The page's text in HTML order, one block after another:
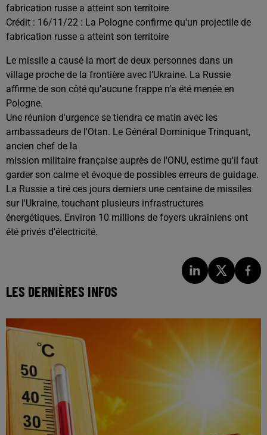
fabrication russe a atteint son territoire
Crédit : 16/11/22 : La Pologne confirme qu'un projectile de
fabrication russe a atteint son territoire
Le missile a causé la mort de deux personnes dans un
village proche de la frontière avec l’Ukraine. La Russie
affirme de son côté qu’aucune frappe n’a été menée en
Pologne.
Une réunion d'urgence se tiendra ce matin avec les
ambassadeurs de l'Otan. Le Général Dominique Trinquant,
ancien chef de la
mission militaire française auprès de l'ONU, estime qu'il faut
garder son calme et évoque de possibles erreurs de guidage.
La Russie a tiré ces jours derniers une centaine de missiles
sur l'Ukraine, touchant plusieurs infrastructures
énergétiques. Environ 10 millions de foyers ukrainiens ont
été privés d'électricité.
LES DERNIÈRES INFOS